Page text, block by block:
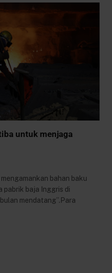
untuk menjaga
bahan baku
pabrik baja Inggris di
mendatang”.Para